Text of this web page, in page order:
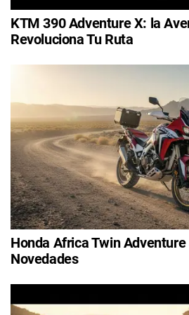
KTM 390 Adventure X: la
Revoluciona Tu Ruta
Honda Africa Twin
Novedades